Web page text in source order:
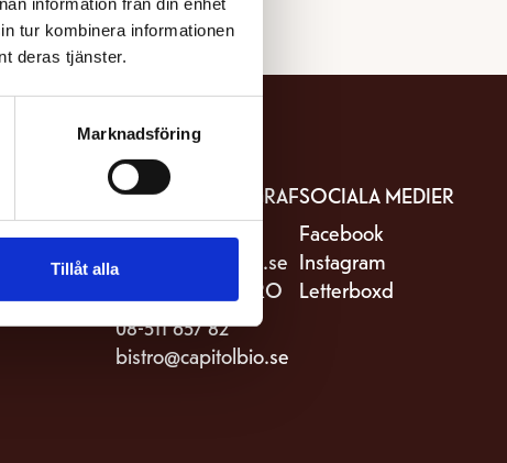
tur kombinera informationen
deras tjänster.
Marknadsföring
Tillåt alla
Capitol
Eriksgatan 82
KONTAKTA BIOGRAF
08-511 657 81
kassa@capitolbio.se
KONTAKTA BISTRO
08-511 657 82
bistro@capitolbio.se
SOCIALA MEDIER
Facebook
Instagram
Letterboxd